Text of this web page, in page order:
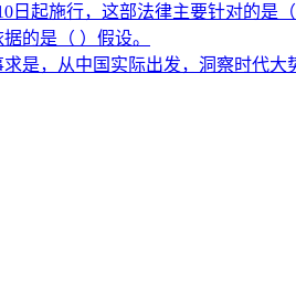
日起施行，这部法律主要针对的是（
的是（ ）假设。
是，从中国实际出发，洞察时代